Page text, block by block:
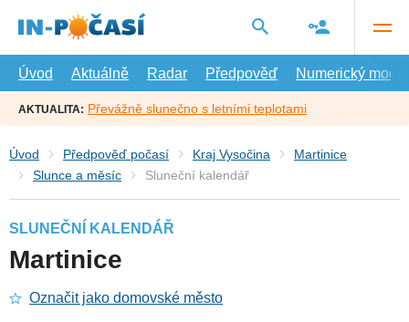
hlavní
Úvod
Aktuálně Radar Předpověď Numerický model
AKTUALITA: Převážně slunečno s letními teplotami
Úvod Předpověď počasí Kraj Vysočina
Martinice
Slunce a měsíc
Sluneční kalendář
SLUNEČNÍ KALENDÁŘ
Martinice
Označit jako domovské město